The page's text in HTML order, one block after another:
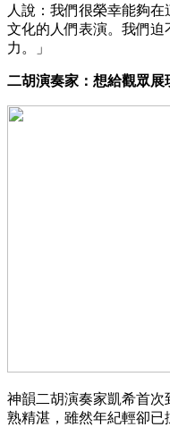
人說：我們很榮幸能夠
文化的人們表演。我們迫
力。」
二胡演奏家：想給觀眾展
神韻二胡演奏家凱希首
熟精湛，雖然年紀輕卻